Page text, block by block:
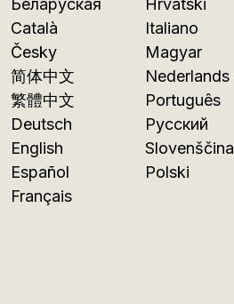
Беларуская
Català
Česky
简体中文
繁體中文
Deutsch
English
Español
Français
Hrvatski
Italiano
Magyar
Nederlands
Português
Русский
Slovenščina
Polski